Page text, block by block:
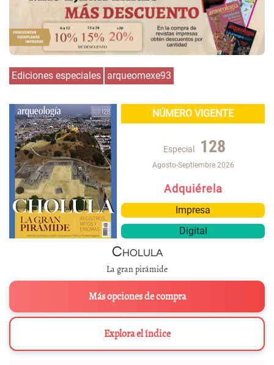
Ediciones especiales arqueomexe93
NÚMERO VIGENTE
Especial 128
Agosto-Septiembre 2026
Adquiérela
Impresa
Digital
Cholula
La gran pirámide
Más opciones de compra
Explora el índice